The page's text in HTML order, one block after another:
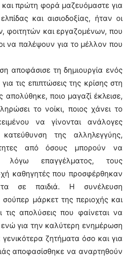
πρώτη φορά μαζευόμαστε για
και αισιοδοξίας, ήταν οι
φοιτητών και εργαζομένων, που
να παλέψουν για το μέλλον που
αποφάσισε τη δημιουργία ενός
τις επιπτώσεις της κρίσης στη
απολύθηκε, ποιο μαγαζί έκλεισε,
το νοίκι, ποιος χάνει το
να γίνονται ανάλογες
κατεύθυνση της αλληλεγγύης,
από όσους μπορούν να
λόγω επαγγέλματος, τους
καθηγητές που προσφέρθηκαν
σε παιδιά. Η συνέλευση
σούπερ μάρκετ της περιοχής και
απολύσεις που φαίνεται να
ενώ για την καλύτερη ενημέρωση
ζητήματα όσο και για
αποφασίσθηκε να αναρτηθούν